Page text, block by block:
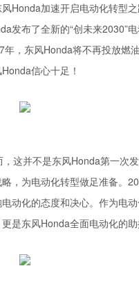
Honda加速开启电动化转型
发布了全新的“创未来2030”
年，东风Honda将不再投放燃
信心十足！
，这并不是东风Honda第一次
，为电动化转型做足准备。
动化的态度和决心。作为电
是东风Honda全面电动化的